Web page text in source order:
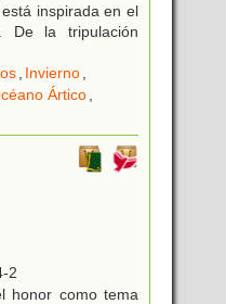
inspirada en el
De la tripulación
Invierno
Ártico
2
honor como tema